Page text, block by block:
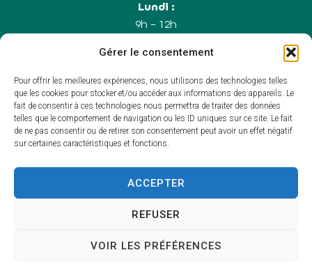
Gérer le consentement
Pour offrir les meilleures expériences, nous utilisons des technologies telles
que les cookies pour stocker et/ou accéder aux informations des appareils. Le
fait de consentir à ces technologies nous permettra de traiter des données
telles que le comportement de navigation ou les ID uniques sur ce site. Le fait
de ne pas consentir ou de retirer son consentement peut avoir un effet négatif
sur certaines caractéristiques et fonctions.
ACCEPTER
REFUSER
VOIR LES PRÉFÉRENCES
Lundi :
9h – 12h
9h – 12h
Samedi :
9h – 12h (Uniquement le 1er samedi du mois)
Accessibilité
Mentions légales
Confidentialité